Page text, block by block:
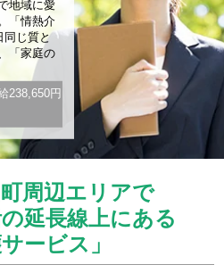
地域に愛
「情熱介
同じ質と
「家庭の
238,650円
周辺エリアで
延長線上にある
サービス」